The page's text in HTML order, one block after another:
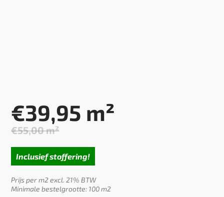
€55,00m²
Oorspronkelijke
prijs
was:
€55,00.
€39,95 m²
Huidige
prijs
is:
€39,95.
Inclusief stoffering!
Prijs per m2 excl. 21% BTW
Minimale bestelgrootte: 100 m2